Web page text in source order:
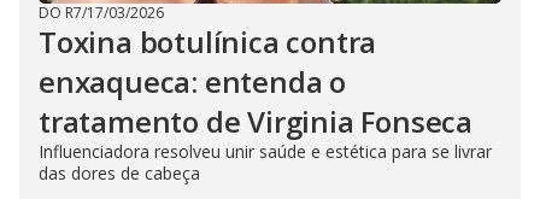
DO R7/17/03/2026
Toxina botulínica contra
enxaqueca: entenda o
tratamento de Virginia Fonseca
Influenciadora resolveu unir saúde e estética para se livrar
das dores de cabeça